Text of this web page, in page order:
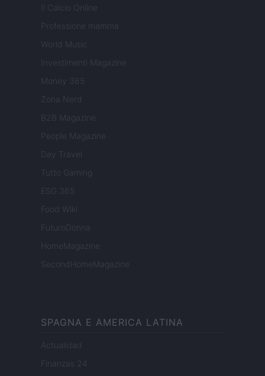
Il Calcio Online
Professione mamma
World Music
Investimenti Magazine
Money 365
Zona Nerd
B2B Magazine
People Magazine
Day Travel
Tutto Gaming
ESG 365
Food Wiki
FuturoDonna
HomeMagazine
SecondHomeMagazine
SPAGNA E AMERICA LATINA
Actualidad
Finanzas 24